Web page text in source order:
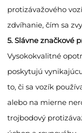
protizávažového
zdvíhanie, čím sa
5. Slávne značkové
Vysokokvalitné
poskytujú
to, či sa vozík
alebo na mierne
trojbodový